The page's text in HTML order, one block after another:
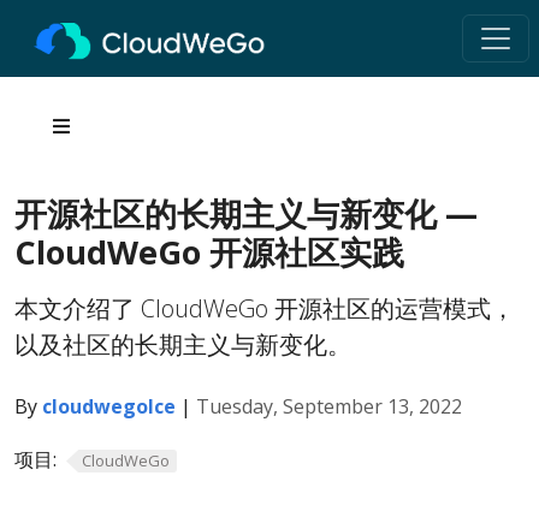
开源社区的长期主义与新变化 —
CloudWeGo 开源社区实践
本文介绍了 CloudWeGo 开源社区的运营模式，
以及社区的长期主义与新变化。
By cloudwegoIce | Tuesday, September 13, 2022
项目:
CloudWeGo